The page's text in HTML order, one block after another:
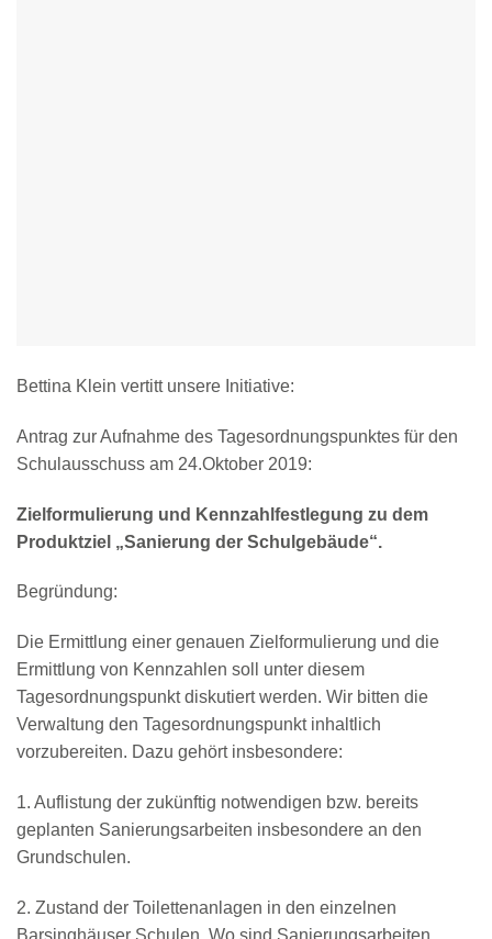
Bettina Klein vertitt unsere Initiative:
Antrag zur Aufnahme des Tagesordnungspunktes für den
Schulausschuss am 24.Oktober 2019:
Zielformulierung und Kennzahlfestlegung zu dem
Produktziel „Sanierung der Schulgebäude“.
Begründung:
Die Ermittlung einer genauen Zielformulierung und die
Ermittlung von Kennzahlen soll unter diesem
Tagesordnungspunkt diskutiert werden. Wir bitten die
Verwaltung den Tagesordnungspunkt inhaltlich
vorzubereiten. Dazu gehört insbesondere:
1. Auflistung der zukünftig notwendigen bzw. bereits
geplanten Sanierungsarbeiten insbesondere an den
Grundschulen.
2. Zustand der Toilettenanlagen in den einzelnen
Barsinghäuser Schulen. Wo sind Sanierungsarbeiten